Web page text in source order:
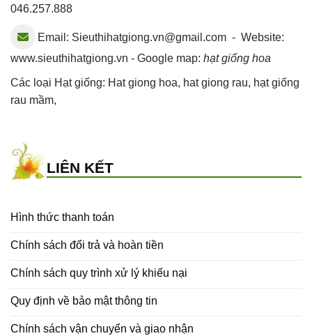
046.257.888
Email: Sieuthihatgiong.vn@gmail.com - Website:
www.sieuthihatgiong.vn - Google map: hạt giống hoa
Các loại Hạt giống: Hat giong hoa, hat giong rau, hạt giống
rau mầm,
LIÊN KẾT
Hình thức thanh toán
Chính sách đổi trả và hoàn tiền
Chính sách quy trình xử lý khiếu nại
Quy định về bảo mật thông tin
Chính sách vận chuyển và giao nhận